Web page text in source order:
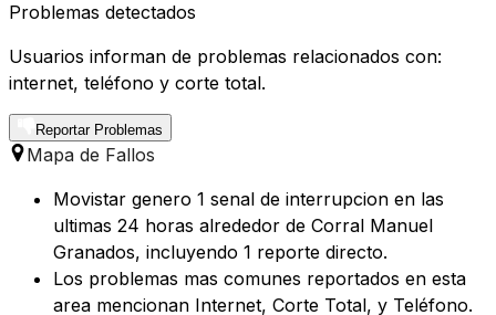
Problemas detectados
Usuarios informan de problemas relacionados con:
internet, teléfono y corte total.
Reportar Problemas
Mapa de Fallos
Movistar genero 1 senal de interrupcion en las
ultimas 24 horas alrededor de Corral Manuel
Granados, incluyendo 1 reporte directo.
Los problemas mas comunes reportados en esta
area mencionan Internet, Corte Total, y Teléfono.